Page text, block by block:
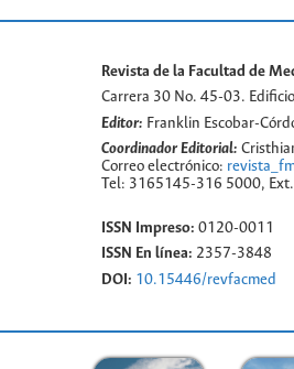
Revista de la Facultad de
Carrera 30 No. 45-03.
Editor: Franklin Escobar-
Coordinador Editorial:
Correo electrónico:
Tel: 3165145-316 5000,
ISSN Impreso: 0120-0011
ISSN En línea: 2357-3848
DOI: 10.15446/revfacmed